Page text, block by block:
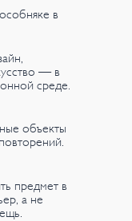
в
— в
среде.
объекты
предмет в
а не